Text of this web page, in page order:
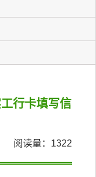
行卡填写信
阅读量： 1322